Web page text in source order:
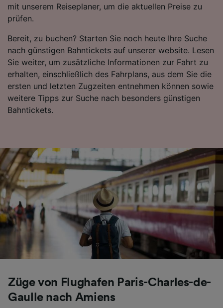
mit unserem Reiseplaner, um die aktuellen Preise zu
prüfen.
Bereit, zu buchen? Starten Sie noch heute Ihre Suche
nach günstigen Bahntickets auf unserer website. Lesen
Sie weiter, um zusätzliche Informationen zur Fahrt zu
erhalten, einschließlich des Fahrplans, aus dem Sie die
ersten und letzten Zugzeiten entnehmen können sowie
weitere Tipps zur Suche nach besonders günstigen
Bahntickets.
Züge von Flughafen Paris-Charles-de-
Gaulle nach Amiens